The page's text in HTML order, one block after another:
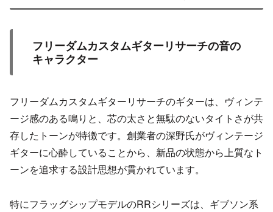
フリーダムカスタムギターリサーチの音の
キャラクター
フリーダムカスタムギターリサーチのギターは、ヴィンテ
ージ感のある鳴りと、芯の太さと無駄のないタイトさが共
存したトーンが特徴です。創業者の深野氏がヴィンテージ
ギターに心酔していることから、新品の状態から上質なト
ーンを追求する設計思想が貫かれています。
特にフラッグシップモデルのRRシリーズは、ギブソン系